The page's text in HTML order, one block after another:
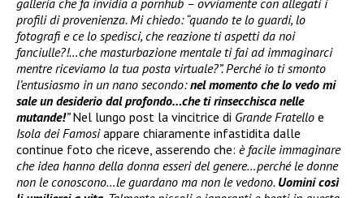
galleria che fa invidia a pornhub – ovviamente con allegati i
profili di provenienza. Mi chiedo: “quando te lo guardi, lo
fotografi e ce lo spedisci, che reazione ti aspetti da noi
fanciulle?!…che masturbazione mentale ti fai ad immaginarci
mentre riceviamo la tua posta virtuale?”. Perché io ti smonto
l’entusiasmo in un nano secondo:nel momento che lo vedo mi
sale un desiderio dal profondo…che ti rinsecchisca nelle
mutande!”Nel lungo post la vincitrice di Grande Fratello e
Isola dei Famosiappare chiaramente infastidita dalle
continue foto che riceve, asserendo che: è facile immaginare
che idea hanno della donna esseri del genere…perché le donne
non le conoscono…le guardano ma non le vedono. Uomini così